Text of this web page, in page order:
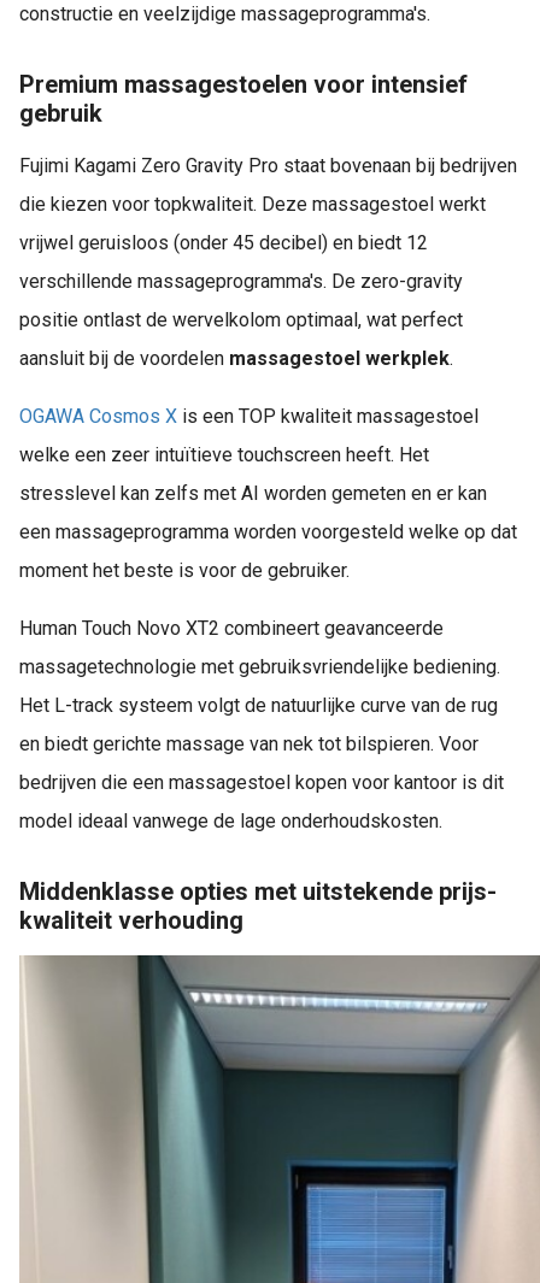
constructie en veelzijdige massageprogramma's.
Premium massagestoelen voor intensief
gebruik
Fujimi Kagami Zero Gravity Pro staat bovenaan bij bedrijven
die kiezen voor topkwaliteit. Deze massagestoel werkt
vrijwel geruisloos (onder 45 decibel) en biedt 12
verschillende massageprogramma's. De zero-gravity
positie ontlast de wervelkolom optimaal, wat perfect
aansluit bij de voordelen massagestoel werkplek.
OGAWA Cosmos X is een TOP kwaliteit massagestoel
welke een zeer intuïtieve touchscreen heeft. Het
stresslevel kan zelfs met AI worden gemeten en er kan
een massageprogramma worden voorgesteld welke op dat
moment het beste is voor de gebruiker.
Human Touch Novo XT2 combineert geavanceerde
massagetechnologie met gebruiksvriendelijke bediening.
Het L-track systeem volgt de natuurlijke curve van de rug
en biedt gerichte massage van nek tot bilspieren. Voor
bedrijven die een massagestoel kopen voor kantoor is dit
model ideaal vanwege de lage onderhoudskosten.
Middenklasse opties met uitstekende prijs-
kwaliteit verhouding